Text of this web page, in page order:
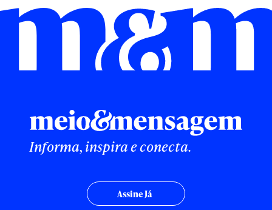
Informa, inspira e conecta.
Assine Já